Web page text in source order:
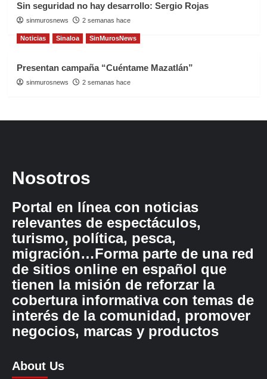
Sin seguridad no hay desarrollo: Sergio Rojas
sinmurosnews 2 semanas hace
Noticias Sinaloa SinMurosNews
Presentan campaña “Cuéntame Mazatlán”
sinmurosnews 2 semanas hace
Nosotros
Portal en línea con noticias
relevantes de espectáculos,
turismo, política, pesca,
migración…Forma parte de una red
de sitios online en español que
tienen la misión de reforzar la
cobertura informativa con temas de
interés de la comunidad, promover
negocios, marcas y productos
About Us